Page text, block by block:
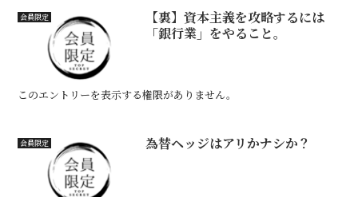
会員限定
【裏】資本主義を攻略するには
「銀行業」をやること。
このエントリーを表示する権限がありません。
会員限定 為替ヘッジはアリかナシか？